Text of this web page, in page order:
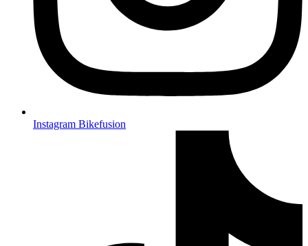
Instagram Bikefusion